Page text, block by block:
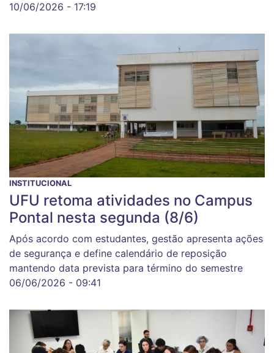
10/06/2026 - 17:19
INSTITUCIONAL
UFU retoma atividades no Campus
Pontal nesta segunda (8/6)
Após acordo com estudantes, gestão apresenta ações
de segurança e define calendário de reposição
mantendo data prevista para término do semestre
06/06/2026 - 09:41